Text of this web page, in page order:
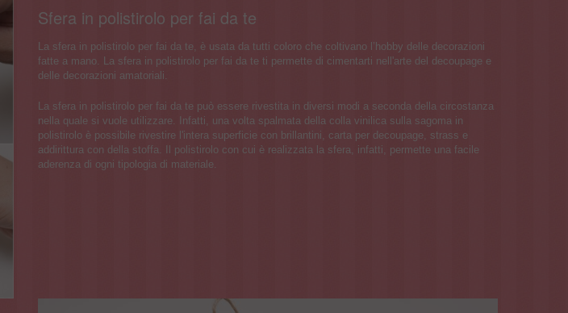
Sfera in polistirolo per fai da te
La sfera in polistirolo per fai da te, è usata da tutti coloro che coltivano l’hobby delle decorazioni
fatte a mano. La sfera in polistirolo per fai da te ti permette di cimentarti nell'arte del decoupage e
delle decorazioni amatoriali.
La sfera in polistirolo per fai da te può essere rivestita in diversi modi a seconda della circostanza
nella quale si vuole utilizzare. Infatti, una volta spalmata della colla vinilica sulla sagoma in
polistirolo è possibile rivestire l'intera superficie con brillantini, carta per decoupage, strass e
addirittura con della stoffa. Il polistirolo con cui è realizzata la sfera, infatti, permette una facile
aderenza di ogni tipologia di materiale.